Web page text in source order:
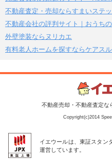
不動産査定・売却ならすまいステ
不動産会社の評判サイト｜おうち
外壁塗装ならヌリカエ
有料老人ホームを探すならケアス
不動産売却・不動産査定な
Copyright(c)2014
イエウールは、東証スタン
運営しています。